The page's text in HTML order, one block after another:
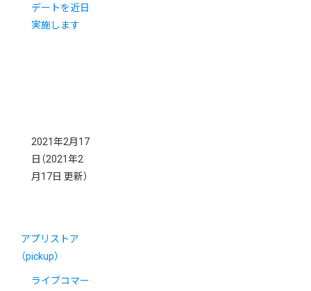
デートを近日
実施します
2021年2月17
日 （2021年2
月17日 更新）
アプリストア
（pickup）
ライブコマー